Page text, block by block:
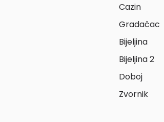
Cazin
Gradačac
Bijeljina
Bijeljina 2
Doboj
Zvornik